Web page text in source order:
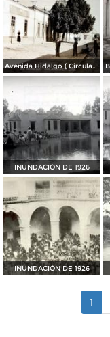
Avenida Hidalgo ( Circulada el 29 de Noviembre de 1936 ).
INUNDACIÓN DE 1926
INUNDACIÓN DE 1926
1